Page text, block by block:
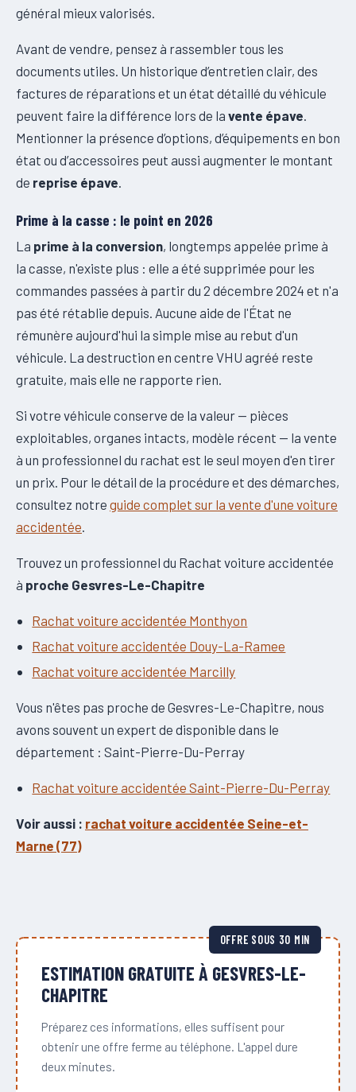
général mieux valorisés.
Avant de vendre, pensez à rassembler tous les
documents utiles. Un historique d’entretien clair, des
factures de réparations et un état détaillé du véhicule
peuvent faire la différence lors de la vente épave
Mentionner la présence d’options, d’équipements en bon
état ou d’accessoires peut aussi augmenter le montant
de reprise épave
Prime à la casse : le point en 2026
La prime à la conversion, longtemps appelée prime à
la casse, n'existe plus : elle a été supprimée pour les
commandes passées à partir du 2 décembre 2024 et n'a
pas été rétablie depuis. Aucune aide de l'État ne
rémunère aujourd'hui la simple mise au rebut d'un
véhicule. La destruction en centre VHU agréé reste
gratuite, mais elle ne rapporte rien.
Si votre véhicule conserve de la valeur — pièces
exploitables, organes intacts, modèle récent — la vente
à un professionnel du rachat est le seul moyen d'en tirer
un prix. Pour le détail de la procédure et des démarches,
consultez notre guide complet sur la vente d'une voiture
accidentée.
Trouvez un professionnel du Rachat voiture accidentée
à proche Gesvres-Le-Chapitre
Rachat voiture accidentée Monthyon
Rachat voiture accidentée Douy-La-Ramee
Rachat voiture accidentée Marcilly
Vous n'êtes pas proche de Gesvres-Le-Chapitre, nous
avons souvent un expert de disponible dans le
département : Saint-Pierre-Du-Perray
Rachat voiture accidentée Saint-Pierre-Du-Perray
Voir aussi : rachat voiture accidentée Seine-et-
Marne (77)
OFFRE SOUS 30 MIN
ESTIMATION GRATUITE À GESVRES-LE-
CHAPITRE
Préparez ces informations, elles suffisent pour
obtenir une offre ferme au téléphone. L'appel dure
deux minutes.